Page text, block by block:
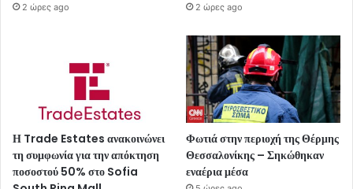
2 ώρες ago 2 ώρες ago
Η Trade Estates ανακοινώνει
τη συμφωνία για την απόκτηση
ποσοστού 50% στο Sofia
Φωτιά στην περιοχή της Θέρμης
Θεσσαλονίκης – Σηκώθηκαν
εναέρια μέσα